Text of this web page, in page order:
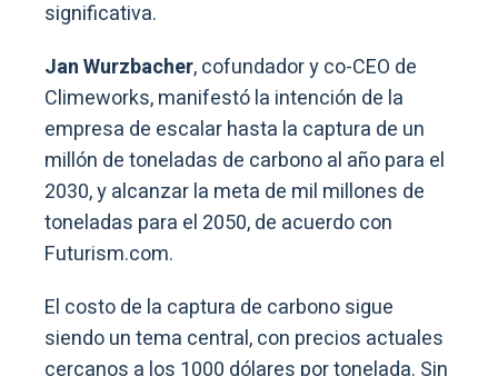
significativa.
Jan Wurzbacher, cofundador y co-CEO de
Climeworks, manifestó la intención de la
empresa de escalar hasta la captura de un
millón de toneladas de carbono al año para el
2030, y alcanzar la meta de mil millones de
toneladas para el 2050, de acuerdo con
Futurism.com.
El costo de la captura de carbono sigue
siendo un tema central, con precios actuales
cercanos a los 1000 dólares por tonelada. Sin